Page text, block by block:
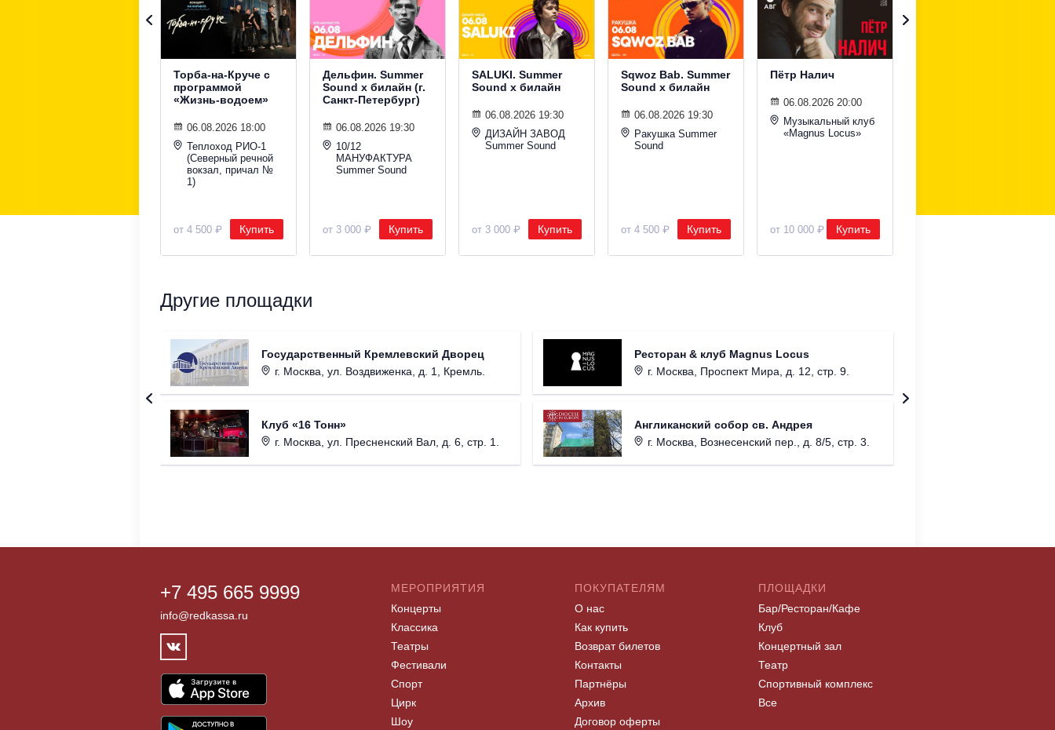
Торба-на-Круче с
программой
«Жизнь-водоем»
06.08.2026 18:00
Теплоход РИО-1
(Северный речной
вокзал, причал №
1)
от 4 500 ₽ Купить
Дельфин. Summer
Sound х билайн (г.
Санкт-Петербург)
06.08.2026 19:30
10/12
МАНУФАКТУРА
Summer Sound
от 3 000 ₽ Купить
SALUKI. Summer
Sound х билайн
06.08.2026 19:30
ДИЗАЙН ЗАВОД
Summer Sound
от 3 000 ₽ Купить
Sqwoz Bab. Summer
Sound х билайн
06.08.2026 19:30
Ракушка Summer
Sound
от 4 500 ₽ Купить
Пётр Налич
06.08.2026 20:00
Музыкальный клуб
«Magnus Locus»
от 10 000 ₽ Купить
Другие площадки
Государственный Кремлевский Дворец
г. Москва, ул. Воздвиженка, д. 1, Кремль.
Клуб «16 Тонн»
г. Москва, ул. Пресненский Вал, д. 6, стр. 1.
Ресторан & клуб Magnus Locus
г. Москва, Проспект Мира, д. 12, стр. 9.
Англиканский собор св. Андрея
г. Москва, Вознесенский пер., д. 8/5, стр. 3.
+7 495 665 9999
info@redkassa.ru
МЕРОПРИЯТИЯ
Концерты
Классика
Театры
Фестивали
Спорт
Цирк
Шоу
ПОКУПАТЕЛЯМ
О нас
Как купить
Возврат билетов
Контакты
Партнёры
Архив
Договор оферты
ПЛОЩАДКИ
Бар/Ресторан/Кафе
Клуб
Концертный зал
Театр
Спортивный комплекс
Все